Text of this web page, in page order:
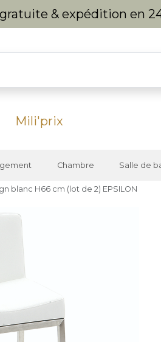
& expédition en
Mili'prix
Chambre Salle de
blanc H66 cm (lot de 2) EPSILON